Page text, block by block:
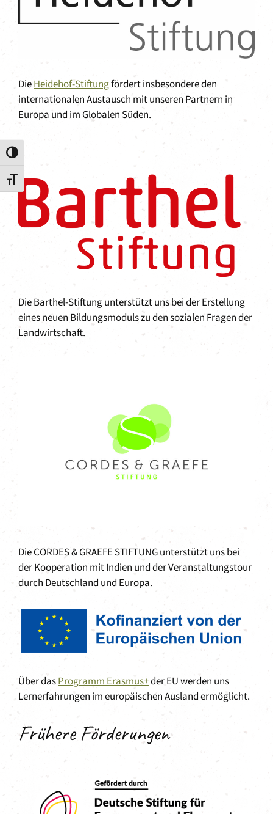
Umschalten auf hohe Kontraste
Schrift vergrößern
DieHeidehof-Stiftungfördert insbesondere den
internationalen Austausch mit unseren Partnern in
Europa und im Globalen Süden.
Die Barthel-Stiftung unterstützt uns bei der Erstellung
eines neuen Bildungsmoduls zu den sozialen Fragen der
Landwirtschaft.
Die CORDES & GRAEFE STIFTUNG unterstützt uns bei
der Kooperation mit Indien und der Veranstaltungstour
durch Deutschland und Europa.
Über dasProgramm Erasmus+der EU werden uns
Lernerfahrungen im europäischen Ausland ermöglicht.
Frühere Förderungen